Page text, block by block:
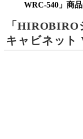
WRC-540」商
「
キャビネット